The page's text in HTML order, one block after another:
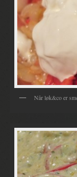
Når løk&co er